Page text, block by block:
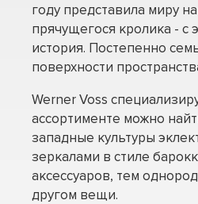
году представила миру
прячущегося кролика - с
история. Постепенно
поверхности
Werner Voss
ассортименте можно
западные культуры
зеркалами в стиле
аксессуаров, тем
другом вещи.